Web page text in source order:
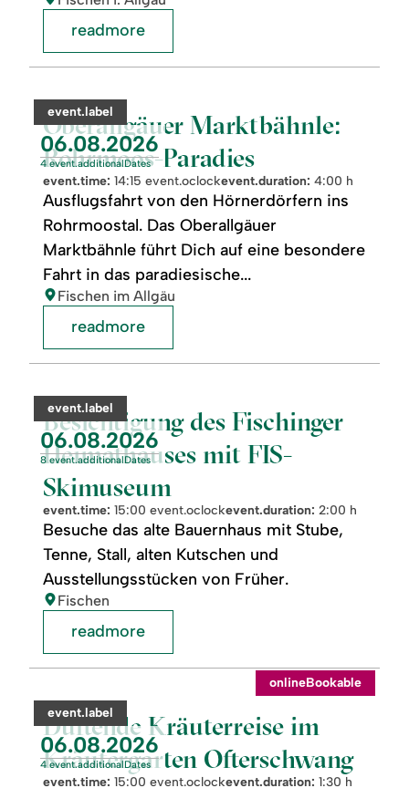
readmore
category:
event.label
event.nextDate:
06.08.2026
4 event.additionalDates
Oberallgäuer Marktbähnle:
Rohrmoos-Paradies
event.time: 14:15 event.oclockevent.duration: 4:00 h
Ausflugsfahrt von den Hörnerdörfern ins
Rohrmoostal. Das Oberallgäuer
Marktbähnle führt Dich auf eine besondere
Fahrt in das paradiesische...
location:
Fischen im Allgäu
readmore:
Marktbähnle:
Rohrmoos-
Paradies
readmore
category:
event.label
event.nextDate:
06.08.2026
8 event.additionalDates
Besichtigung des Fischinger
Heimathauses mit FIS-
Skimuseum
event.time: 15:00 event.oclockevent.duration: 2:00 h
Besuche das alte Bauernhaus mit Stube,
Tenne, Stall, alten Kutschen und
Ausstellungsstücken von Früher.
location:
Fischen
readmore:
des
Fischinger
Heimathauses
mit
FIS-
readmore
category:
event.label
event.nextDate:
06.08.2026
4 event.additionalDates
onlineBookable
Duftende Kräuterreise im
Kräutergarten Ofterschwang
event.time: 15:00 event.oclockevent.duration: 1:30 h
readmore:
Kräuterreise
Kräutergarten
Ofterschwang